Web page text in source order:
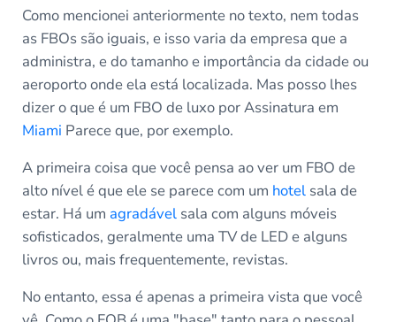
Como mencionei anteriormente no texto, nem todas
as FBOs são iguais, e isso varia da empresa que a
administra, e do tamanho e importância da cidade ou
aeroporto onde ela está localizada. Mas posso lhes
dizer o que é um FBO de luxo por Assinatura em
Miami Parece que, por exemplo.
A primeira coisa que você pensa ao ver um FBO de
alto nível é que ele se parece com um hotelsala de
estar. Há um agradávelsala com alguns móveis
sofisticados, geralmente uma TV de LED e alguns
livros ou, mais frequentemente, revistas.
No entanto, essa é apenas a primeira vista que você